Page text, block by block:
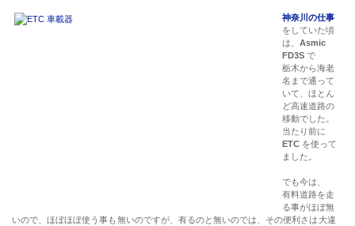
神奈川の仕事
をしていた頃
は、Asmic
FD3S で
栃木から海老
名まで通って
いて、ほとん
ど高速道路の
移動でした。
当たり前に
ETC を使って
ました。
でも今は、
有料道路を走
る事がほぼ無
いので、ほぼほぼ使う事も無いのですが、有るのと無いのでは、その便利さは大違